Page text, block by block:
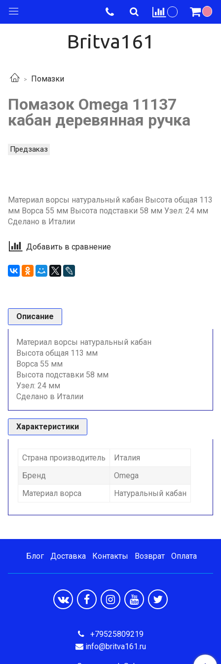
Britva161
Помазки
Помазок Omega 11137
кабан деревянная ручка
Предзаказ
Материал ворсы натуральный кабан Высота общая 113
мм Ворса 55 мм Высота подставки 58 мм Узел: 24 мм
Сделано в Италии
Добавить в сравнение
Описание
Материал ворсы натуральный кабан
Высота общая 113 мм
Ворса 55 мм
Высота подставки 58 мм
Узел: 24 мм
Сделано в Италии
Характеристики
Страна производитель
Италия
Бренд
Omega
Материал ворса
Натуральный кабан
Блог Доставка Контакты Возврат Оплата
+79525809219
info@britva161.ru